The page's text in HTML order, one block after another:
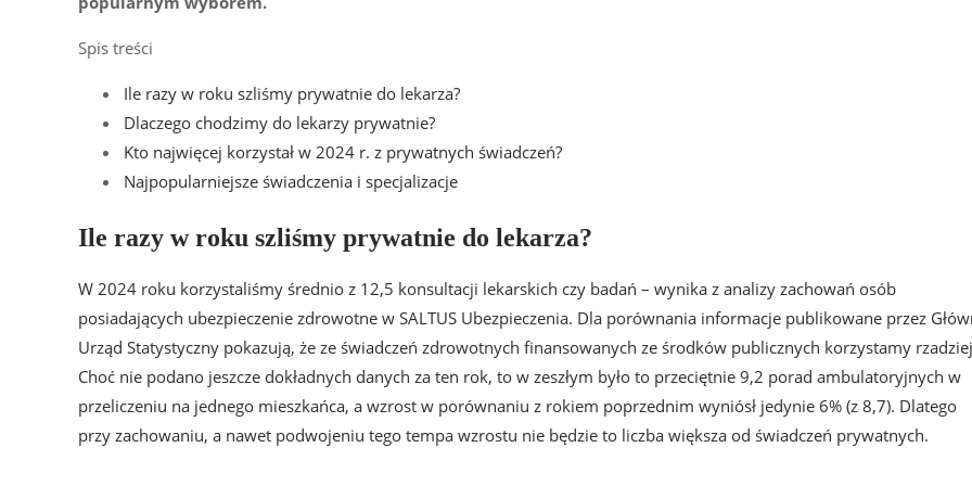
Spis treści
Ile razy w roku szliśmy prywatnie do lekarza?
Dlaczego chodzimy do lekarzy prywatnie?
Kto najwięcej korzystał w 2024 r. z prywatnych świadczeń?
Najpopularniejsze świadczenia i specjalizacje
Ile razy w roku szliśmy prywatnie do lekarza?
W 2024 roku korzystaliśmy średnio z 12,5 konsultacji lekarskich czy badań – wynika z analizy zachowań osób
posiadających ubezpieczenie zdrowotne w SALTUS Ubezpieczenia. Dla porównania informacje publikowane przez
Urząd Statystyczny pokazują, że ze świadczeń zdrowotnych finansowanych ze środków publicznych korzystamy
Choć nie podano jeszcze dokładnych danych za ten rok, to w zeszłym było to przeciętnie 9,2 porad ambulatoryjnych w
przeliczeniu na jednego mieszkańca, a wzrost w porównaniu z rokiem poprzednim wyniósł jedynie 6% (z 8,7). Dlatego
przy zachowaniu, a nawet podwojeniu tego tempa wzrostu nie będzie to liczba większa od świadczeń prywatnych.